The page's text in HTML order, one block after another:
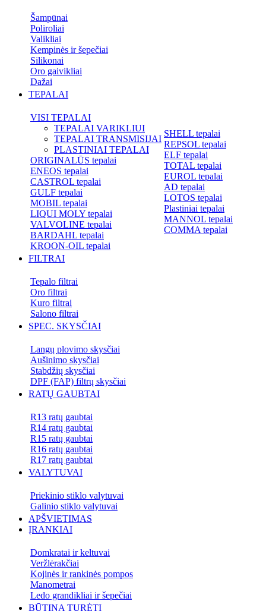
Šampūnai
Poliroliai
Valikliai
Kempinės ir šepečiai
Silikonai
Oro gaivikliai
Dažai
TEPALAI
VISI TEPALAI
TEPALAI VARIKLIUI
TEPALAI TRANSMISIJAI
PLASTINIAI TEPALAI
ORIGINALŪS tepalai
ENEOS tepalai
CASTROL tepalai
GULF tepalai
MOBIL tepalai
LIQUI MOLY tepalai
VALVOLINE tepalai
BARDAHL tepalai
KROON-OIL tepalai
SHELL tepalai
REPSOL tepalai
ELF tepalai
TOTAL tepalai
EUROL tepalai
AD tepalai
LOTOS tepalai
Plastiniai tepalai
MANNOL tepalai
COMMA tepalai
FILTRAI
Tepalo filtrai
Oro filtrai
Kuro filtrai
Salono filtrai
SPEC. SKYSČIAI
Langų plovimo skysčiai
Aušinimo skysčiai
Stabdžių skysčiai
DPF (FAP) filtrų skysčiai
RATŲ GAUBTAI
R13 ratų gaubtai
R14 ratų gaubtai
R15 ratų gaubtai
R16 ratų gaubtai
R17 ratų gaubtai
VALYTUVAI
Priekinio stiklo valytuvai
Galinio stiklo valytuvai
APŠVIETIMAS
ĮRANKIAI
Domkratai ir keltuvai
Veržlėrakčiai
Kojinės ir rankinės pompos
Manometrai
Ledo grandikliai ir šepečiai
BŪTINA TURĖTI